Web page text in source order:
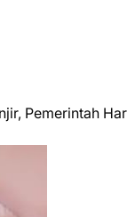
Pemerintah